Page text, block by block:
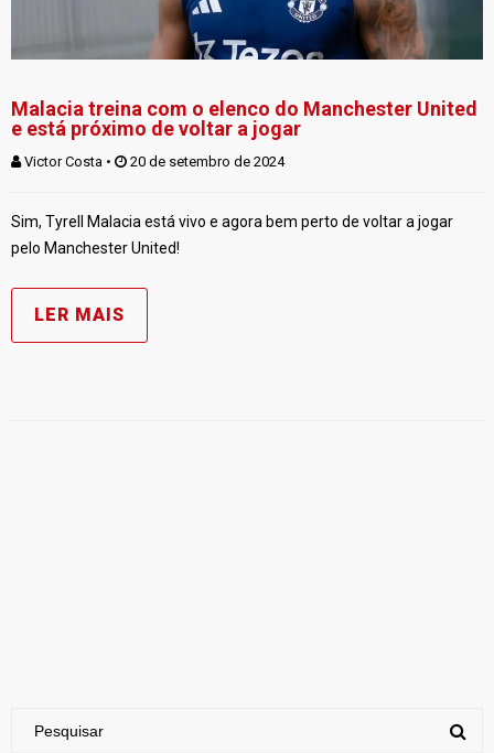
Malacia treina com o elenco do Manchester United
e está próximo de voltar a jogar
Victor Costa • 20 de setembro de 2024
Sim, Tyrell Malacia está vivo e agora bem perto de voltar a jogar
pelo Manchester United!
LER MAIS